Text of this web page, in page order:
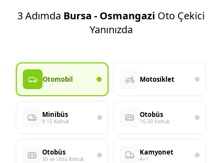
3 Adımda Bursa - Osmangazi Oto Çekici
Yanınızda
Otomobil Motosiklet
Minibüs
9-15 Koltuk
Otobüs
16-30 Koltuk
Otobüs
30 ve Üstü Koltuk
Kamyonet
4+1